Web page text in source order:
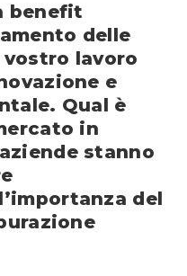
benefit
delle
lavoro
e
Qual è
in
stanno
del